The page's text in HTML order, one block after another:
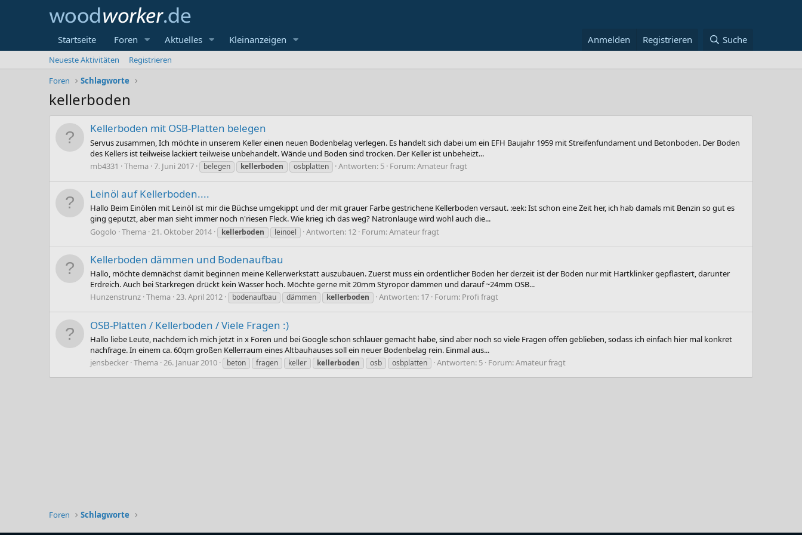
Startseite Foren Aktuelles Kleinanzeigen Anmelden Registrieren Suche
Neueste Aktivitäten
Registrieren
Foren
Schlagworte
kellerboden
Kellerboden mit OSB-Platten belegen
Servus zusammen, Ich möchte in unserem Keller einen neuen Bodenbelag verlegen. Es handelt sich dabei um ein EFH Baujahr 1959 mit Streifenfundament und Betonboden. Der Boden
des Kellers ist teilweise lackiert teilweise unbehandelt. Wände und Boden sind trocken. Der Keller ist unbeheizt...
mb4331
Thema 7. Juni 2017 belegen kellerboden osbplatten Antworten: 5 Forum:Amateur fragt
Leinöl auf Kellerboden....
Hallo Beim Einölen mit Leinöl ist mir die Büchse umgekippt und der mit grauer Farbe gestrichene Kellerboden versaut. :eek: Ist schon eine Zeit her, ich hab damals mit Benzin so gut es
ging geputzt, aber man sieht immer noch n'riesen Fleck. Wie krieg ich das weg? Natronlauge wird wohl auch die...
Gogolo Thema 21. Oktober 2014 kellerboden leinoel Antworten: 12 Forum:Amateur fragt
Kellerboden dämmen und Bodenaufbau
Hallo, möchte demnächst damit beginnen meine Kellerwerkstatt auszubauen. Zuerst muss ein ordentlicher Boden her derzeit ist der Boden nur mit Hartklinker gepflastert, darunter
Erdreich. Auch bei Starkregen drückt kein Wasser hoch. Möchte gerne mit 20mm Styropor dämmen und darauf ~24mm OSB...
Hunzenstrunz Thema 23. April 2012 bodenaufbau dämmen kellerboden Antworten: 17 Forum: Profi fragt
OSB-Platten / Kellerboden / Viele Fragen :)
Hallo liebe Leute, nachdem ich mich jetzt in x Foren und bei Google schon schlauer gemacht habe, sind aber noch so viele Fragen offen geblieben, sodass ich einfach hier mal konkret
nachfrage. In einem ca. 60qm großen Kellerraum eines Altbauhauses soll ein neuer Bodenbelag rein. Einmal aus...
jensbecker Thema 26. Januar 2010 beton fragen keller kellerboden osb osbplatten Antworten: 5 Forum:Amateur fragt
Foren Schlagworte